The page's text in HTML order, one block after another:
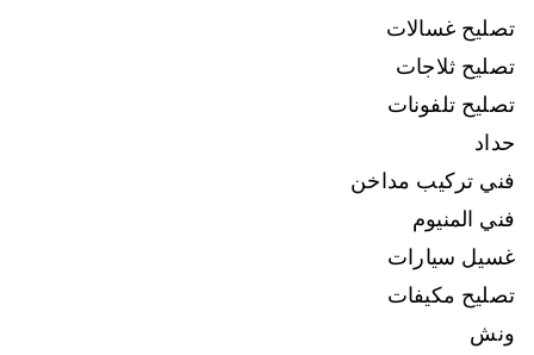
تصليح غسالات
تصليح ثلاجات
تصليح تلفونات
حداد
فني تركيب مداخن
فني المنيوم
غسيل سيارات
تصليح مكيفات
ونش